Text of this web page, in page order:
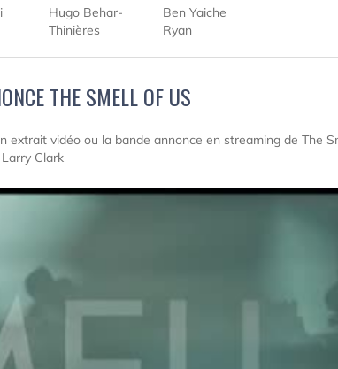
Hugo Behar-
Thinières
Ben Yaiche
Ryan
THE SMELL OF US
extrait vidéo ou la bande annonce en streaming de The
Clark